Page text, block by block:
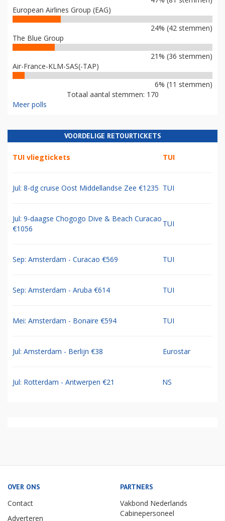
European Airlines Group (EAG)
24% (42 stemmen)
The Blue Group
21% (36 stemmen)
Air-France-KLM-SAS(-TAP)
6% (11 stemmen)
Totaal aantal stemmen: 170
Meer polls
VOORDELIGE RETOURTICKETS
TUI vliegtickets TUI
Jul: 8-dg cruise Oost Middellandse Zee €1235 TUI
Jul: 9-daagse Chogogo Dive & Beach Curacao
€1056
TUI
Sep: Amsterdam - Curacao €569 TUI
Sep: Amsterdam - Aruba €614 TUI
Mei: Amsterdam - Bonaire €594 TUI
Jul: Amsterdam - Berlijn €38 Eurostar
Jul: Rotterdam - Antwerpen €21 NS
OVER ONS
Contact
Adverteren
PARTNERS
Vakbond Nederlands
Cabinepersoneel